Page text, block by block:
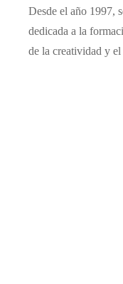
Desde el año 1997,
dedicada a la
de la creatividad y el